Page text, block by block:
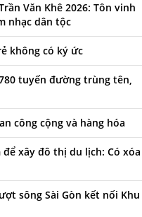
Văn Khê 2026: Tôn vinh
nhạc dân tộc
không có ký ức
tuyến đường trùng tên,
công cộng và hàng hóa
xây đô thị du lịch: Có xóa
sông Sài Gòn kết nối Khu